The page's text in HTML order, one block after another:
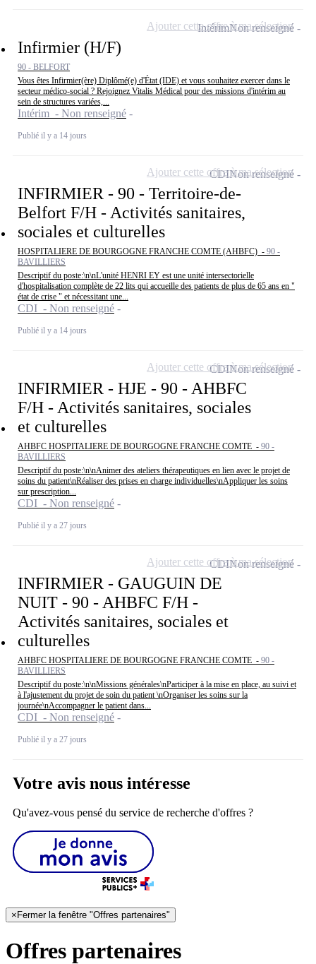
Infirmier (H/F)
90 - BELFORT
Vous êtes Infirmier(ère) Diplômé(e) d'État (IDE) et vous souhaitez exercer dans le
secteur médico-social ? Rejoignez Vitalis Médical pour des missions d'intérim au
sein de structures variées,...
Intérim - Non renseigné
Publié il y a 14 jours
IntérimNon renseigné
Ajouter cette offre à ma sélection
INFIRMIER - 90 - Territoire-de-
Belfort F/H - Activités sanitaires,
sociales et culturelles
HOSPITALIERE DE BOURGOGNE FRANCHE COMTE (AHBFC) - 90 -
BAVILLIERS
Descriptif du poste:\n\nL'unité HENRI EY est une unité intersectorielle
d'hospitalisation complète de 22 lits qui accueille des patients de plus de 65 ans en "
état de crise " et nécessitant une...
CDI - Non renseigné
Publié il y a 14 jours
CDINon renseigné
Ajouter cette offre à ma sélection
INFIRMIER - HJE - 90 - AHBFC
F/H - Activités sanitaires, sociales
et culturelles
AHBFC HOSPITALIERE DE BOURGOGNE FRANCHE COMTE - 90 -
BAVILLIERS
Descriptif du poste:\n\nAnimer des ateliers thérapeutiques en lien avec le projet de
soins du patient\nRéaliser des prises en charge individuelles\nAppliquer les soins
sur prescription...
CDI - Non renseigné
Publié il y a 27 jours
CDINon renseigné
Ajouter cette offre à ma sélection
INFIRMIER - GAUGUIN DE
NUIT - 90 - AHBFC F/H -
Activités sanitaires, sociales et
culturelles
AHBFC HOSPITALIERE DE BOURGOGNE FRANCHE COMTE - 90 -
BAVILLIERS
Descriptif du poste:\n\nMissions générales\nParticiper à la mise en place, au suivi et
à l'ajustement du projet de soin du patient \nOrganiser les soins sur la
journée\nAccompagner le patient dans...
CDI - Non renseigné
Publié il y a 27 jours
CDINon renseigné
Ajouter cette offre à ma sélection
Votre avis nous intéresse
Qu'avez-vous pensé du service de recherche d'offres ?
× Fermer la fenêtre "Offres partenaires"
Offres partenaires